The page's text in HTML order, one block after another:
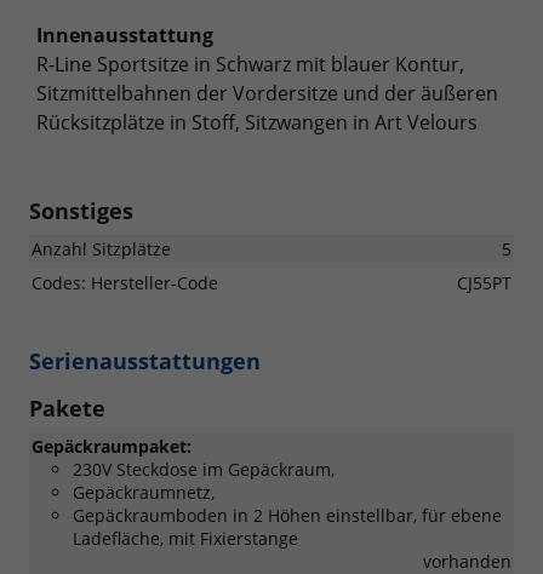
Innenausstattung
R-Line Sportsitze in Schwarz mit blauer Kontur,
Sitzmittelbahnen der Vordersitze und der äußeren
Rücksitzplätze in Stoff, Sitzwangen in Art Velours
Sonstiges
Anzahl Sitzplätze
5
Codes: Hersteller-Code
CJ55PT
Serienausstattungen
Pakete
Gepäckraumpaket:
230V Steckdose im Gepäckraum,
Gepäckraumnetz,
Gepäckraumboden in 2 Höhen einstellbar, für ebene
Ladefläche, mit Fixierstange
vorhanden